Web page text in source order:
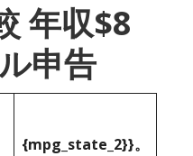
年収$8
申告
{mpg_state_2}}。